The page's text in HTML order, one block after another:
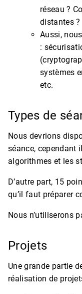
réseau ?
distantes ?
Aussi,
:
systèmes
etc.
Types de
Nous devrions
séance, cependant
algorithmes et les
D’autre part, 15
qu’il faut préparer
Nous n’utiliserons
Projets
Une grande partie
réalisation de